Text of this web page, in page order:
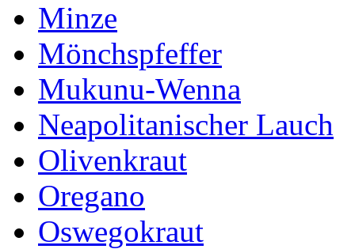
Minze
Mönchspfeffer
Mukunu-Wenna
Neapolitanischer Lauch
Olivenkraut
Oregano
Oswegokraut